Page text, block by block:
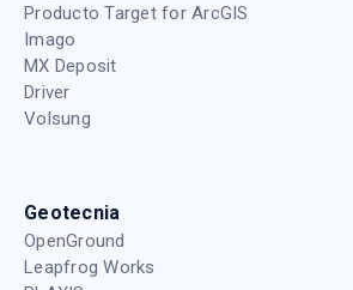
Producto Target for ArcGIS
Imago
MX Deposit
Driver
Volsung
Geotecnia
OpenGround
Leapfrog Works